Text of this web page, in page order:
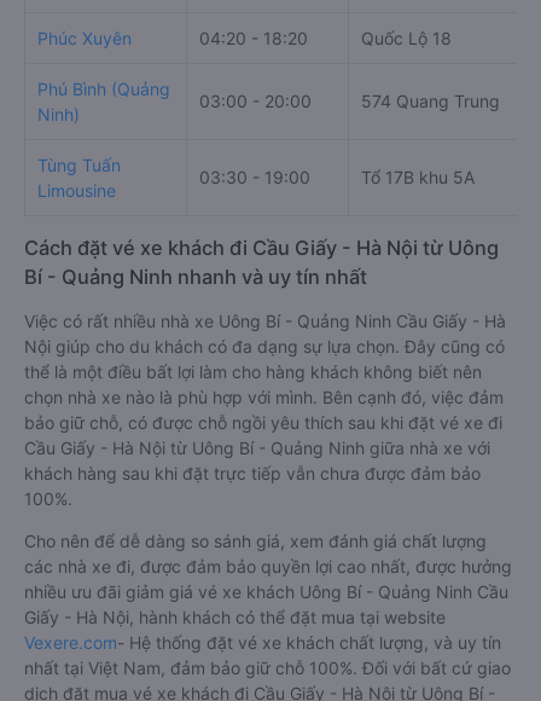
Phúc Xuyên 04:20 - 18:20 Quốc Lộ 18
Phú Bình (Quảng
Ninh)
03:00 - 20:00 574 Quang Trung
Tùng Tuấn
Limousine
03:30 - 19:00 Tổ 17B khu 5A
Cách đặt vé xe khách đi Cầu Giấy - Hà Nội từ Uông
Bí - Quảng Ninh nhanh và uy tín nhất
Việc có rất nhiều nhà xe Uông Bí - Quảng Ninh Cầu Giấy - Hà
Nội giúp cho du khách có đa dạng sự lựa chọn. Đây cũng có
thể là một điều bất lợi làm cho hàng khách không biết nên
chọn nhà xe nào là phù hợp với mình. Bên cạnh đó, việc đảm
bảo giữ chỗ, có được chỗ ngồi yêu thích sau khi đặt vé xe đi
Cầu Giấy - Hà Nội từ Uông Bí - Quảng Ninh giữa nhà xe với
khách hàng sau khi đặt trực tiếp vẫn chưa được đảm bảo
100%.
Cho nên để dễ dàng so sánh giá, xem đánh giá chất lượng
các nhà xe đi, được đảm bảo quyền lợi cao nhất, được hưởng
nhiều ưu đãi giảm giá vé xe khách Uông Bí - Quảng Ninh Cầu
Giấy - Hà Nội, hành khách có thể đặt mua tại website
Vexere.com- Hệ thống đặt vé xe khách chất lượng, và uy tín
nhất tại Việt Nam, đảm bảo giữ chỗ 100%. Đối với bất cứ giao
dịch đặt mua vé xe khách đi Cầu Giấy - Hà Nội từ Uông Bí -